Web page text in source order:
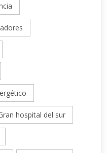
hospital del sur